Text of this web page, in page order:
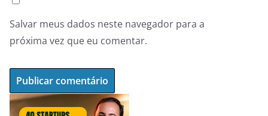
Salvar meus dados neste navegador para a
próxima vez que eu comentar.